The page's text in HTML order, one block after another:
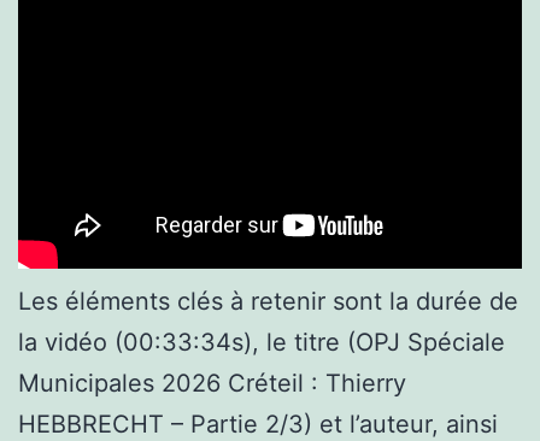
Les éléments clés à retenir sont la durée de
la vidéo (00:33:34s), le titre (OPJ Spéciale
Municipales 2026 Créteil : Thierry
HEBBRECHT – Partie 2/3) et l’auteur, ainsi